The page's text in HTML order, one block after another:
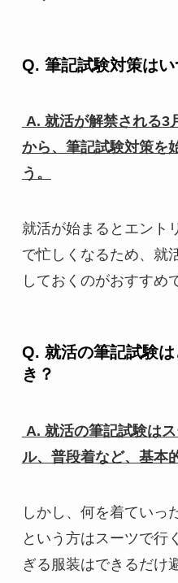
Q. 筆記試験対策は
A. 就活が解禁される3
から、筆記試験対策を
う。
就活が始まるとエント
で忙しくなるため、就
しておくのがおすすめ
Q. 就活の筆記試験
き？
A. 就活の筆記試験は
ル、普段着など、基本
しかし、何を着ていっ
という方はスーツで行
ぎる服装はできるだけ